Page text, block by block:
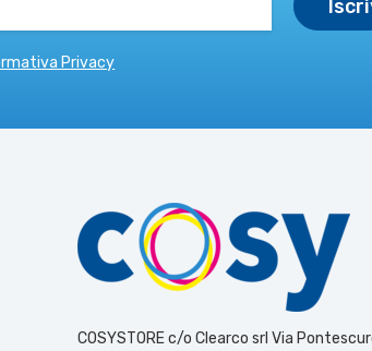
Privacy
COSYSTORE c/o Clearco srl Via